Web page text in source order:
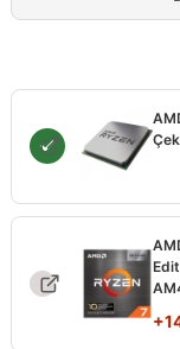
+